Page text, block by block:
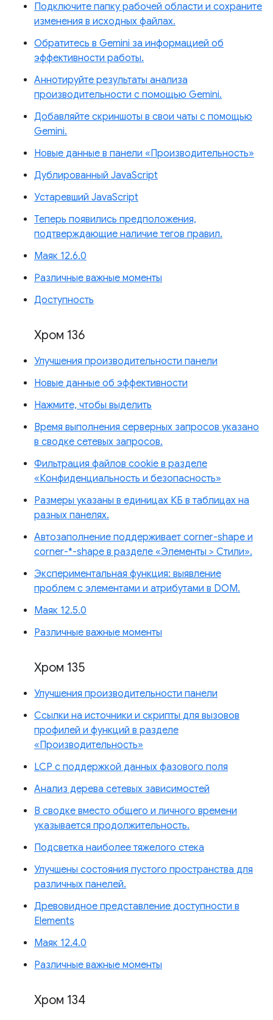
Подключите папку рабочей области и сохраните
изменения в исходных файлах.
Обратитесь в Gemini за информацией об
эффективности работы.
Аннотируйте результаты анализа
производительности с помощью Gemini.
Добавляйте скриншоты в свои чаты с помощью
Gemini.
Новые данные в панели «Производительность»
Дублированный JavaScript
Устаревший JavaScript
Теперь появились предположения,
подтверждающие наличие тегов правил.
Маяк 12.6.0
Различные важные моменты
Доступность
Хром 136
Улучшения производительности панели
Новые данные об эффективности
Нажмите, чтобы выделить
Время выполнения серверных запросов указано
в сводке сетевых запросов.
Фильтрация файлов cookie в разделе
«Конфиденциальность и безопасность»
Размеры указаны в единицах КБ в таблицах на
разных панелях.
Автозаполнение поддерживает corner-shape и
corner-*-shape в разделе «Элементы > Стили».
Экспериментальная функция: выявление
проблем с элементами и атрибутами в DOM.
Маяк 12.5.0
Различные важные моменты
Хром 135
Улучшения производительности панели
Ссылки на источники и скрипты для вызовов
профилей и функций в разделе
«Производительность»
LCP с поддержкой данных фазового поля
Анализ дерева сетевых зависимостей
В сводке вместо общего и личного времени
указывается продолжительность.
Подсветка наиболее тяжелого стека
Улучшены состояния пустого пространства для
различных панелей.
Древовидное представление доступности в
Elements
Маяк 12.4.0
Различные важные моменты
Хром 134